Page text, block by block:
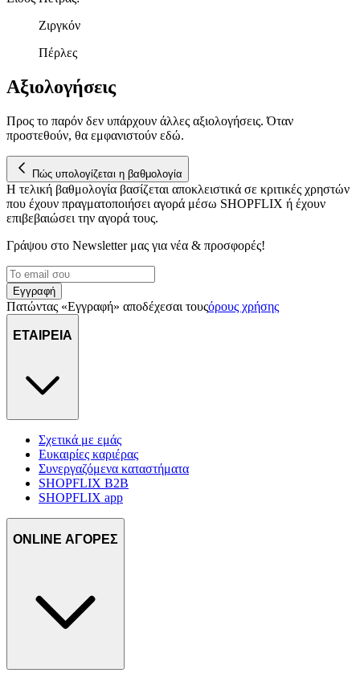
Ζιργκόν
Πέρλες
Αξιολογήσεις
Προς το παρόν δεν υπάρχουν άλλες αξιολογήσεις. Όταν
προστεθούν, θα εμφανιστούν εδώ.
Πώς υπολογίζεται η βαθμολογία
Η τελική βαθμολογία βασίζεται αποκλειστικά σε κριτικές χρηστών
που έχουν πραγματοποιήσει αγορά μέσω SHOPFLIX ή έχουν
επιβεβαιώσει την αγορά τους.
Γράψου στο Νewsletter μας για νέα & προσφορές!
Εγγραφή
Πατώντας «Εγγραφή» αποδέχεσαι τουςόρους χρήσης
ΕΤΑΙΡΕΙΑ
Σχετικά με εμάς
Ευκαιρίες καριέρας
Συνεργαζόμενα καταστήματα
SHOPFLIX B2B
SHOPFLIX app
ONLINE ΑΓΟΡΕΣ